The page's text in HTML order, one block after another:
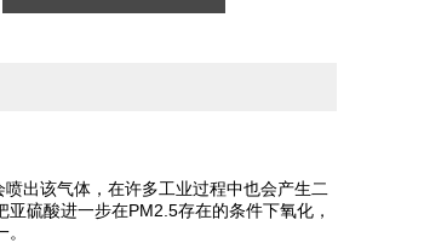
喷出该气体，在许多工业过程中也会产生二
亚硫酸进一步在PM2.5存在的条件下氧化，